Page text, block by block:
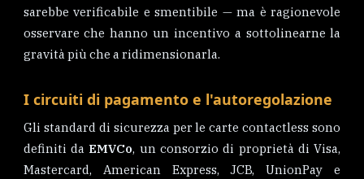
sarebbe verificabile e smentibile — ma è ragionevole
osservare che hanno un incentivo a sottolinearne la
gravità più che a ridimensionarla.
I circuiti di pagamento e l'autoregolazione
Gli standard di sicurezza per le carte contactless sono
definiti da EMVCo, un consorzio di proprietà di Visa,
Mastercard, American Express, JCB, UnionPay e